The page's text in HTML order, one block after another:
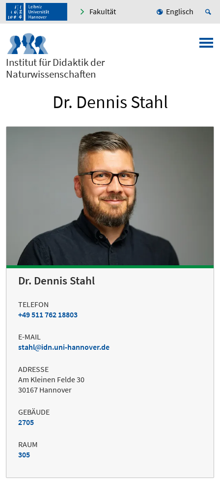
Fakultät Englisch
Institut für Didaktik der
Naturwissenschaften
Dr. Dennis Stahl
Dr. Dennis Stahl
TELEFON
+49 511 762 18803
E-MAIL
stahl
idn.uni-hannover.de
ADRESSE
Am Kleinen Felde 30
30167 Hannover
GEBÄUDE
2705
RAUM
305